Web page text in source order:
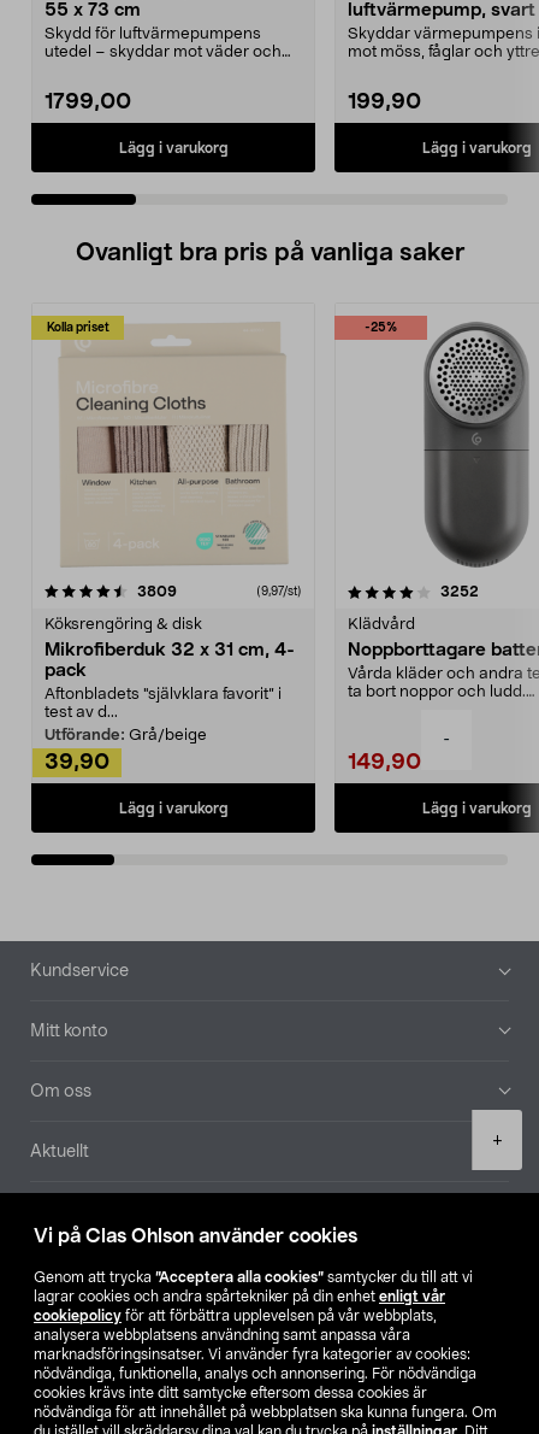
Vi på Clas Ohlson använder cookies
Genom att trycka ”Acceptera alla cookies” samtycker du till att vi
lagrar cookies och andra spårtekniker på din enhet enligt vår
cookiepolicy för att förbättra upplevelsen på vår webbplats,
analysera webbplatsens användning samt anpassa våra
marknadsföringsinsatser. Vi använder fyra kategorier av cookies:
nödvändiga, funktionella, analys och annonsering. För nödvändiga
cookies krävs inte ditt samtycke eftersom dessa cookies är
nödvändiga för att innehållet på webbplatsen ska kunna fungera. Om
-
+
55 x 73 cm
Skydd för luftvärmepumpens
utedel – skyddar mot väder och
1799,00
Lägg i varukorg
luftvärmepump, svart
Skyddar värmepumpens
mot möss, fåglar och
199,90
Lägg i varukorg
Ovanligt bra pris på vanliga saker
Kolla priset
3809recensioner (9,97/st)
Köksrengöring & disk
Mikrofiberduk 32 x 31 cm, 4-
pack
Aftonbladets "självklara favorit” i
test av d...
Utförande: Grå/beige
39,90
Lägg i varukorg
-25%
4.0av 5 stjärnor 3252
Klädvård
Noppborttagare
Vårda kläder och andra
ta bort noppor och ludd.
149,90
Lägg i varukorg
4.5av 5 stjärnor
Sidfot
Kundservice
Mitt konto
Om oss
Aktuellt
Hitta butik
SE NO FI